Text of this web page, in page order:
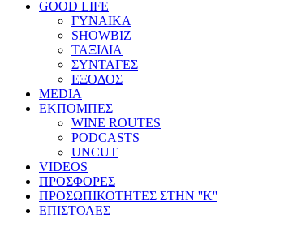
GOOD LIFE
ΓΥΝΑΙΚΑ
SHOWBIZ
ΤΑΞΙΔΙΑ
ΣΥΝΤΑΓΕΣ
ΕΞΟΔΟΣ
MEDIA
ΕΚΠΟΜΠΕΣ
WINE ROUTES
PODCASTS
UNCUT
VIDEOS
ΠΡΟΣΦΟΡΕΣ
ΠΡΟΣΩΠΙΚΟΤΗΤΕΣ ΣΤΗΝ ''Κ''
ΕΠΙΣΤΟΛΕΣ